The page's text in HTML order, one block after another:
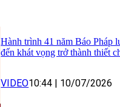
Hành trình 41 năm Báo Pháp
đến khát vọng trở thành thiết
VIDEO10:44 | 10/07/2026